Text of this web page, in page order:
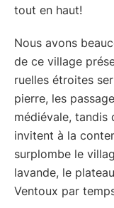
tout en haut!
Nous avons
de ce village
ruelles étroites
pierre, les
médiévale, tandis
invitent à la
surplombe le
lavande, le
Ventoux par